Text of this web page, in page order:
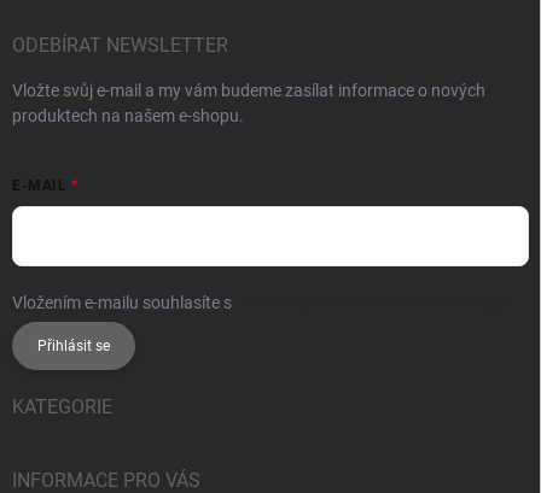
ODEBÍRAT NEWSLETTER
Vložte svůj e-mail a my vám budeme zasílat informace o nových
produktech na našem e-shopu.
E-MAIL
Vložením e-mailu souhlasíte s
Přihlásit se
KATEGORIE
INFORMACE PRO VÁS